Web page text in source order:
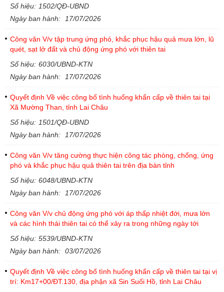
Số hiệu: 1502/QĐ-UBND
Ngày ban hành:
17/07/2026
Công văn V/v tập trung ứng phó, khắc phục hậu quả mưa lớn, lũ
quét, sạt lở đất và chủ động ứng phó với thiên tai
Số hiệu: 6030/UBND-KTN
Ngày ban hành:
17/07/2026
Quyết định Về việc công bố tình huống khẩn cấp về thiên tai tại
Xã Mường Than, tỉnh Lai Châu
Số hiệu: 1501/QĐ-UBND
Ngày ban hành:
17/07/2026
Công văn V/v tăng cường thực hiện công tác phòng, chống, ứng
phó và khắc phục hậu quả thiên tai trên địa bàn tỉnh
Số hiệu: 6048/UBND-KTN
Ngày ban hành:
17/07/2026
Công văn V/v chủ động ứng phó với áp thấp nhiệt đới, mưa lớn
và các hình thái thiên tai có thể xảy ra trong những ngày tới
Số hiệu: 5539/UBND-KTN
Ngày ban hành: 03/07/2026
Quyết định Về việc công bố tình huống khẩn cấp về thiên tai tại vị
trí: Km17+00/ĐT.130, địa phận xã Sin Suối Hồ, tỉnh Lai Châu